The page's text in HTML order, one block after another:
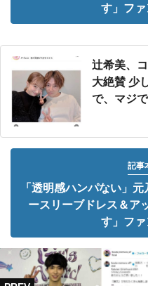
す」フ
辻希美、
大絶賛 少
で、マジ
記事
「透明感ハンパない」
ースリーブドレス＆
す」フ